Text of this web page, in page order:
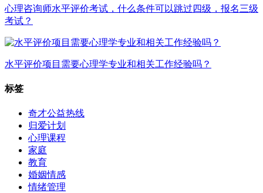
心理咨询师水平评价考试，什么条件可以跳过四级，报名三级
考试？
水平评价项目需要心理学专业和相关工作经验吗？
标签
奇才公益热线
归爱计划
心理课程
家庭
教育
婚姻情感
情绪管理